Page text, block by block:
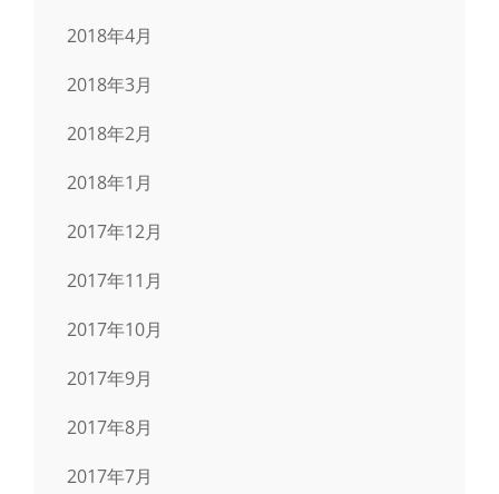
2018年4月
2018年3月
2018年2月
2018年1月
2017年12月
2017年11月
2017年10月
2017年9月
2017年8月
2017年7月